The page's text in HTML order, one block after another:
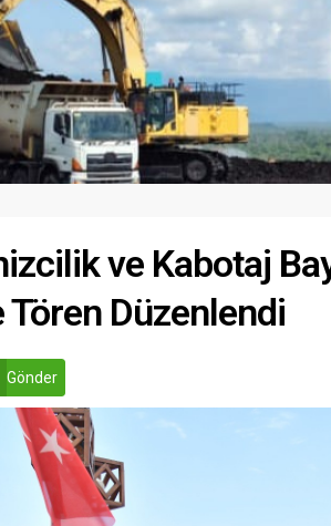
ve Kabotaj
Düzenlendi
Gönder